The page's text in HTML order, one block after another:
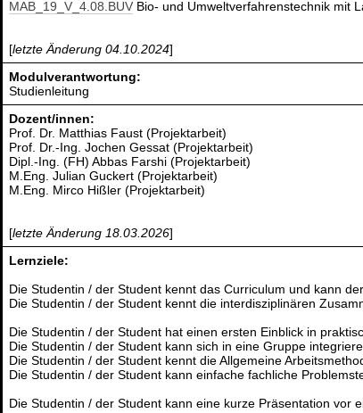
MAB_19_V_4.08.BUV Bio- und Umweltverfahrenstechnik mit
[letzte Änderung 04.10.2024]
Modulverantwortung:
Studienleitung
Dozent/innen:
Prof. Dr. Matthias Faust (Projektarbeit)
Prof. Dr.-Ing. Jochen Gessat (Projektarbeit)
Dipl.-Ing. (FH) Abbas Farshi (Projektarbeit)
M.Eng. Julian Guckert (Projektarbeit)
M.Eng. Mirco Hißler (Projektarbeit)
[letzte Änderung 18.03.2026]
Lernziele:
Die Studentin / der Student kennt das Curriculum und kann
Die Studentin / der Student kennt die interdisziplinären
Die Studentin / der Student hat einen ersten Einblick in
Die Studentin / der Student kann sich in eine Gruppe
Die Studentin / der Student kennt die Allgemeine
Die Studentin / der Student kann einfache fachliche
Die Studentin / der Student kann eine kurze Präsentation vor